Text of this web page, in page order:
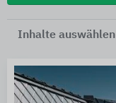
Inhalte auswählen